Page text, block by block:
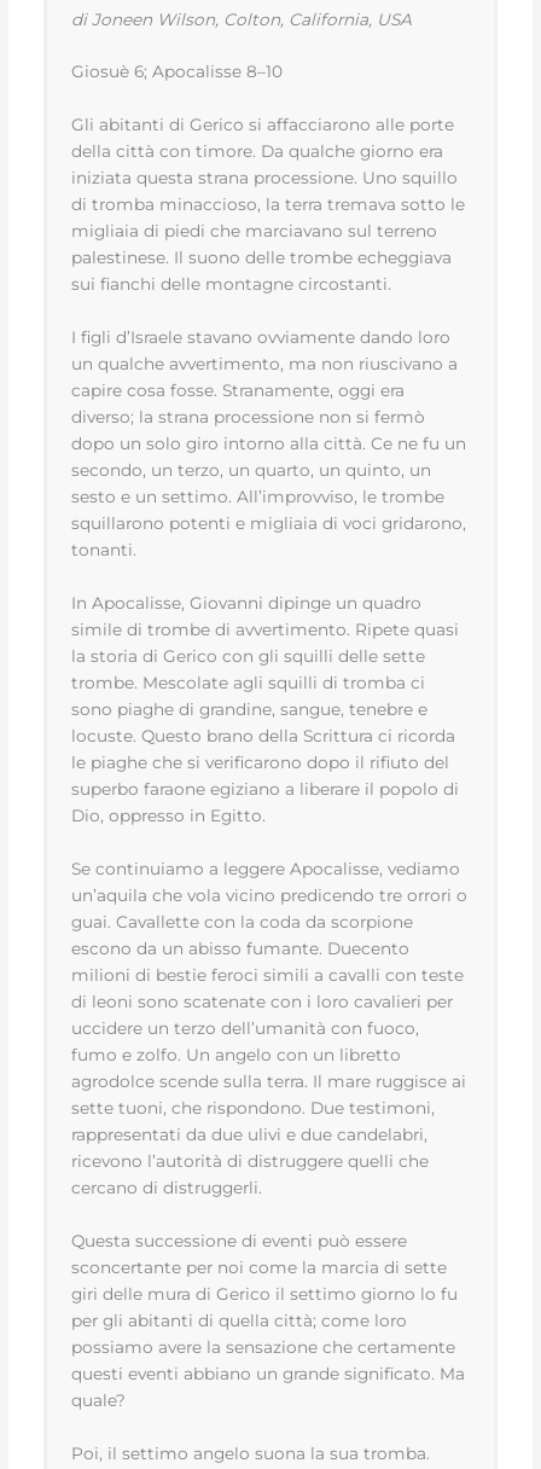
di Joneen Wilson, Colton, California, USA
Giosuè 6; Apocalisse 8–10
Gli abitanti di Gerico si affacciarono alle porte
della città con timore. Da qualche giorno era
iniziata questa strana processione. Uno squillo
di tromba minaccioso, la terra tremava sotto le
migliaia di piedi che marciavano sul terreno
palestinese. Il suono delle trombe echeggiava
sui fianchi delle montagne circostanti.
I figli d’Israele stavano ovviamente dando loro
un qualche avvertimento, ma non riuscivano a
capire cosa fosse. Stranamente, oggi era
diverso; la strana processione non si fermò
dopo un solo giro intorno alla città. Ce ne fu un
secondo, un terzo, un quarto, un quinto, un
sesto e un settimo. All’improvviso, le trombe
squillarono potenti e migliaia di voci gridarono,
tonanti.
In Apocalisse, Giovanni dipinge un quadro
simile di trombe di avvertimento. Ripete quasi
la storia di Gerico con gli squilli delle sette
trombe. Mescolate agli squilli di tromba ci
sono piaghe di grandine, sangue, tenebre e
locuste. Questo brano della Scrittura ci ricorda
le piaghe che si verificarono dopo il rifiuto del
superbo faraone egiziano a liberare il popolo di
Dio, oppresso in Egitto.
Se continuiamo a leggere Apocalisse, vediamo
un’aquila che vola vicino predicendo tre orrori o
guai. Cavallette con la coda da scorpione
escono da un abisso fumante. Duecento
milioni di bestie feroci simili a cavalli con teste
di leoni sono scatenate con i loro cavalieri per
uccidere un terzo dell’umanità con fuoco,
fumo e zolfo. Un angelo con un libretto
agrodolce scende sulla terra. Il mare ruggisce ai
sette tuoni, che rispondono. Due testimoni,
rappresentati da due ulivi e due candelabri,
ricevono l’autorità di distruggere quelli che
cercano di distruggerli.
Questa successione di eventi può essere
sconcertante per noi come la marcia di sette
giri delle mura di Gerico il settimo giorno lo fu
per gli abitanti di quella città; come loro
possiamo avere la sensazione che certamente
questi eventi abbiano un grande significato. Ma
quale?
Poi, il settimo angelo suona la sua tromba.